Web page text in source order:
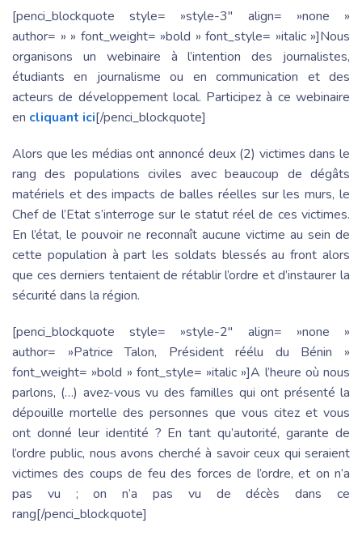
[penci_blockquote style= »style-3″ align= »none »
author= » » font_weight= »bold » font_style= »italic »]Nous
organisons un webinaire à l’intention des journalistes,
étudiants en journalisme ou en communication et des
acteurs de développement local. Participez à ce webinaire
en cliquant ici[/penci_blockquote]
Alors que les médias ont annoncé deux (2) victimes dans le
rang des populations civiles avec beaucoup de dégâts
matériels et des impacts de balles réelles sur les murs, le
Chef de l’Etat s’interroge sur le statut réel de ces victimes.
En l’état, le pouvoir ne reconnaît aucune victime au sein de
cette population à part les soldats blessés au front alors
que ces derniers tentaient de rétablir l’ordre et d’instaurer la
sécurité dans la région.
[penci_blockquote style= »style-2″ align= »none »
author= »Patrice Talon, Président réélu du Bénin »
font_weight= »bold » font_style= »italic »]A l’heure où nous
parlons, (…) avez-vous vu des familles qui ont présenté la
dépouille mortelle des personnes que vous citez et vous
ont donné leur identité ? En tant qu’autorité, garante de
l’ordre public, nous avons cherché à savoir ceux qui seraient
victimes des coups de feu des forces de l’ordre, et on n’a
pas vu ; on n’a pas vu de décès dans ce
rang[/penci_blockquote]